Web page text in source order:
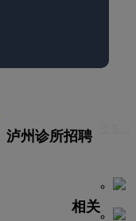
泸州诊所招聘
相关